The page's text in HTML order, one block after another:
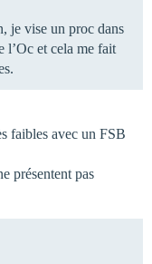
je vise un proc dans
l’Oc et cela me fait
faibles avec un FSB
présentent pas